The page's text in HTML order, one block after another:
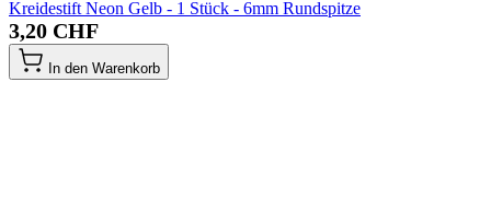
Kreidestift Neon Gelb - 1 Stück - 6mm Rundspitze
3,20 CHF
In den Warenkorb